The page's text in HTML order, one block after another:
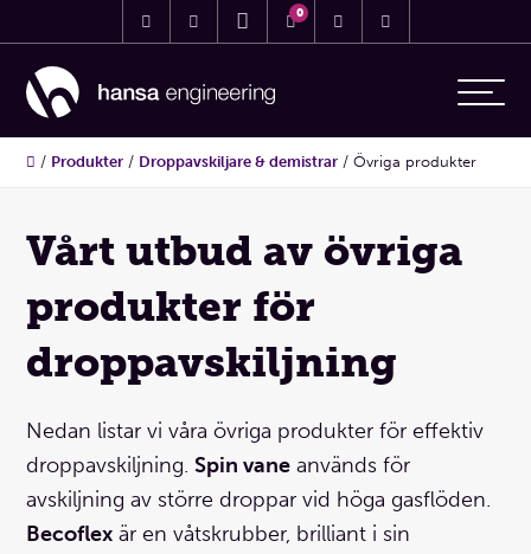
0
/ Produkter / Droppavskiljare & demistrar /Övriga produkter
Vårt utbud av övriga
produkter för
droppavskiljning
Nedan listar vi våra övriga produkter för effektiv
droppavskiljning.Spin vane används för
avskiljning av större droppar vid höga gasflöden.
Becoflex är en våtskrubber, brilliant i sin